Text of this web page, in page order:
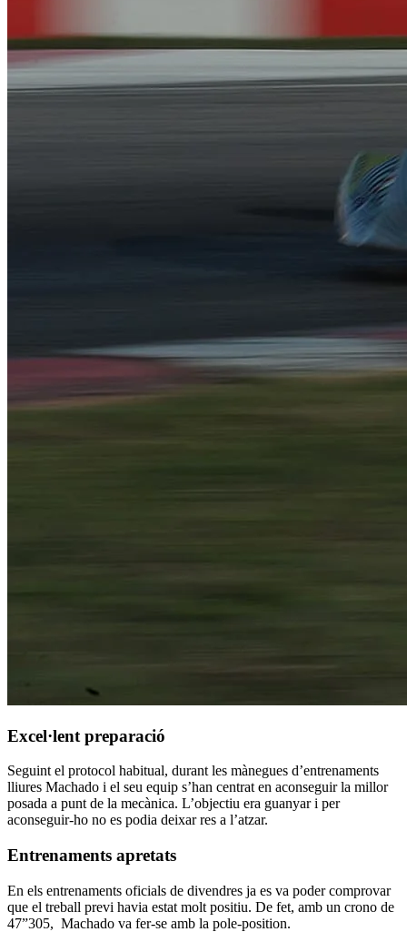
Excel·lent preparació
Seguint el protocol habitual, durant les mànegues d’entrenaments
lliures Machado i el seu equip s’han centrat en aconseguir la millor
posada a punt de la mecànica. L’objectiu era guanyar i per
aconseguir-ho no es podia deixar res a l’atzar.
Entrenaments apretats
En els entrenaments oficials de divendres ja es va poder comprovar
que el treball previ havia estat molt positiu. De fet, amb un crono de
47”305, Machado va fer-se amb la pole-position.